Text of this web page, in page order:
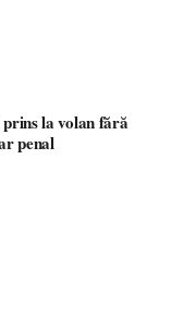
la volan fără
penal